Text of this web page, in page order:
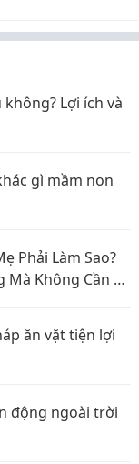
Lợi ích và
gì mầm non
Phải Làm Sao?
Không Cần La
ăn vặt tiện lợi
động ngoài trời